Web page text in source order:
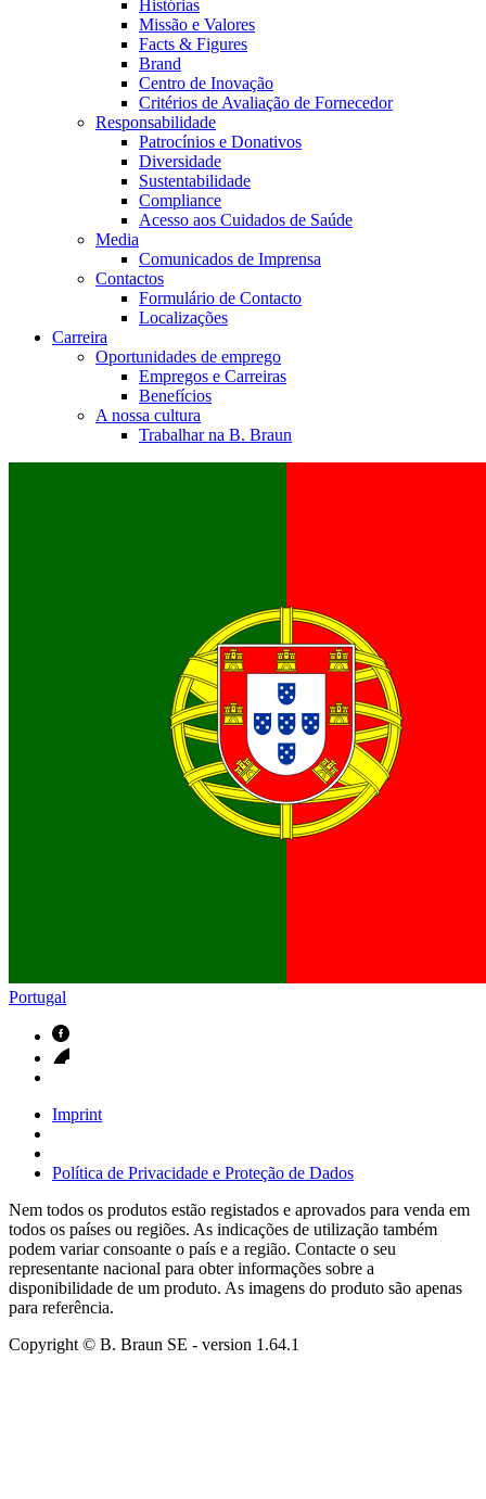
Histórias
Missão e Valores
Facts & Figures
Brand
Centro de Inovação
Critérios de Avaliação de Fornecedor
Responsabilidade
Patrocínios e Donativos
Diversidade
Sustentabilidade
Compliance
Acesso aos Cuidados de Saúde
Media
Comunicados de Imprensa
Contactos
Formulário de Contacto
Localizações
Carreira
Oportunidades de emprego
Empregos e Carreiras
Benefícios
A nossa cultura
Trabalhar na B. Braun
Portugal
Imprint
Política de Privacidade e Proteção de Dados
Nem todos os produtos estão registados e aprovados para venda em
todos os países ou regiões. As indicações de utilização também
podem variar consoante o país e a região. Contacte o seu
representante nacional para obter informações sobre a
disponibilidade de um produto. As imagens do produto são apenas
para referência.
Copyright © B. Braun SE - version 1.64.1